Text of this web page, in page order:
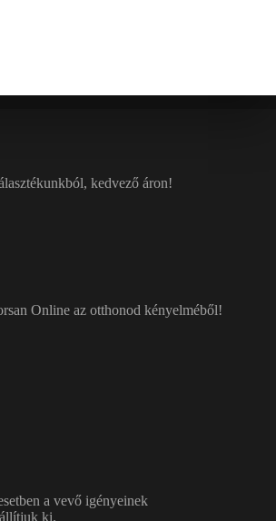
kedvező áron!
Online az otthonod kényelméből!
a vevő igényeinek
ki.